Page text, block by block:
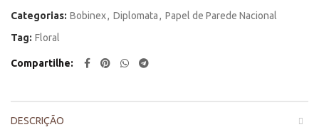
Categorias: Bobinex, Diplomata, Papel de Parede Nacional
Tag: Floral
Compartilhe
DESCRIÇÃO